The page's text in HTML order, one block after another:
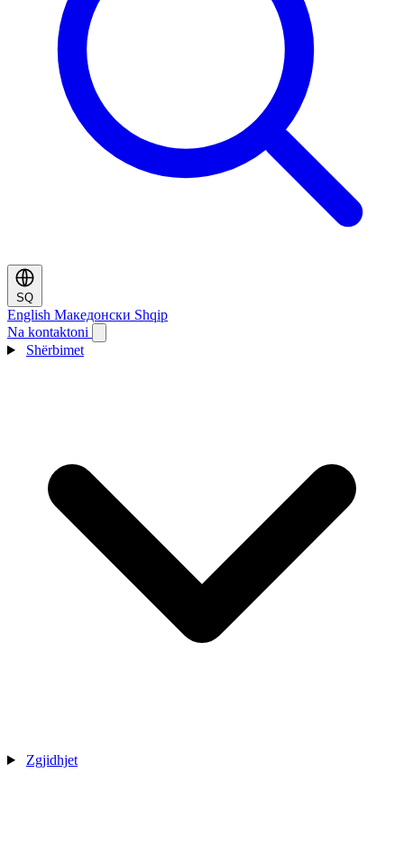
SQ
English Македонски Shqip
Na kontaktoni
Shërbimet
Zgjidhjet